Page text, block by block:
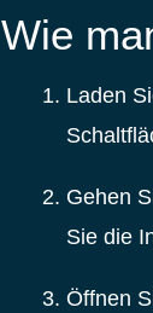
Wie
Laden
Gehen
Sie die
Öffnen